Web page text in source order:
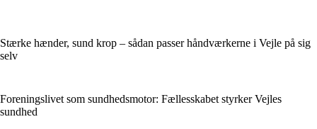
Stærke hænder, sund krop – sådan passer håndværkerne i Vejle på sig
selv
Foreningslivet som sundhedsmotor: Fællesskabet styrker Vejles
sundhed